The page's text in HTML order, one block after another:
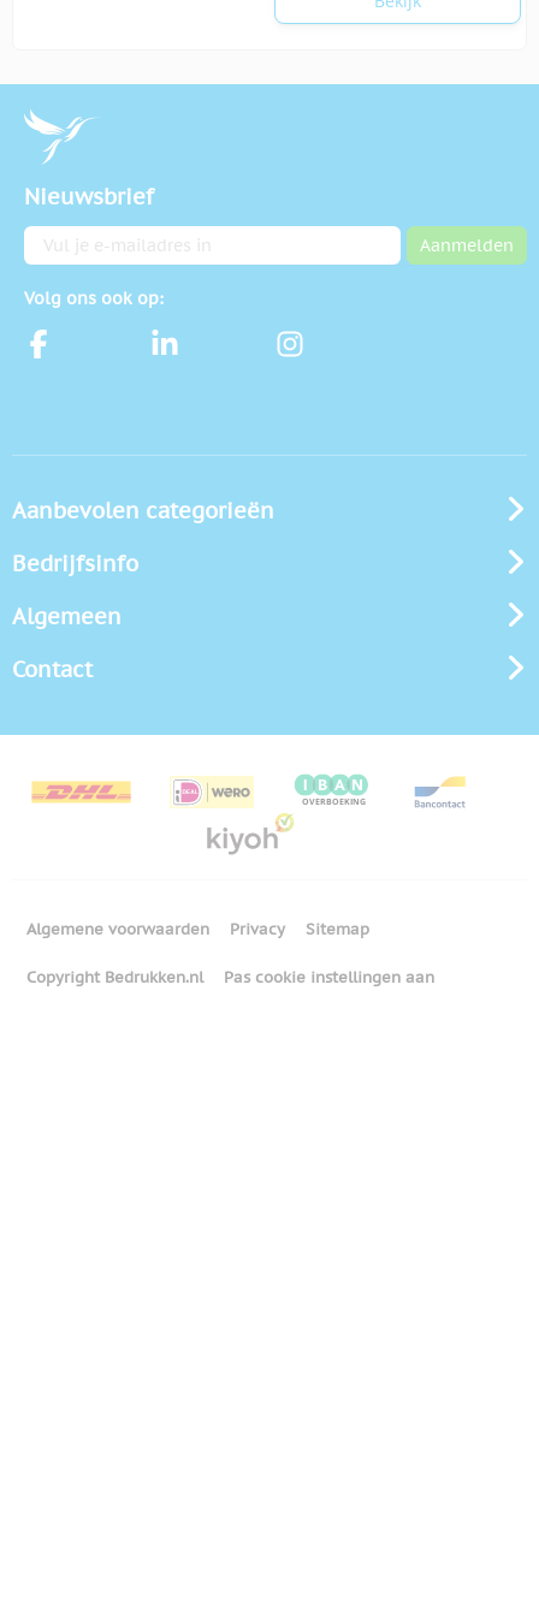
Nieuwsbrief
E-mailadres Aanmelden
Volg ons ook op:
Aanbevolen categorieën
Bedrijfsinfo
Algemeen
Contact
Algemene voorwaarden Privacy Sitemap
Copyright Bedrukken.nl Pas cookie instellingen aan